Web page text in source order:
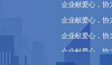
企业献爱心，协
企业献爱心，协
企业献爱心，协
企业献爱心，协